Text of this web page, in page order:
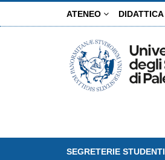
ATENEO DIDATTICA
SEGRETERIE STUDENTI